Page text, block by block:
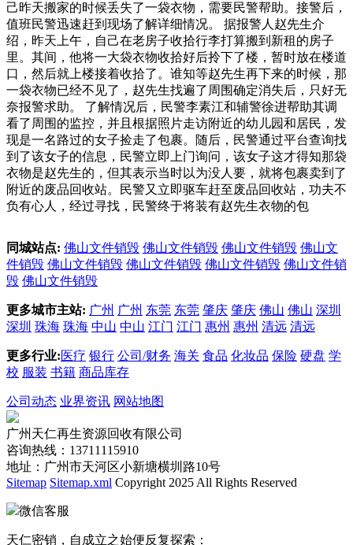
己昨天搬家的时候丢失了一袋衣物，需要民警帮助。接警后，
值班民警迅速赶到现场了解详细情况。 据报警人赵先生介
绍，昨天上午，自己在老房子收拾行李打算搬到新租的房子
里。其间，他将一大袋衣物收拾好后拎下了楼，暂时放在楼道
口，然后就上楼接着收拾了。谁知等赵先生再下来的时候，那
一袋衣物已经不见了，赵先生找遍了周围确定消失后，只好无
奈报警求助。 了解情况后，民警李素江和辅警徐进帮助其调
看了周围的监控，并且根据照片走访附近的幼儿园和居民，发
现是一名路过的女子捡走了包裹。随后，民警通过平台查询找
到了该女子的信息，民警立即上门询问，该女子这才得知那袋
衣物是赵先生的，但其表示当时以为没人要，就将包裹卖到了
附近的废品回收站。民警又立即驱车赶至废品回收站，功夫不
负有心人，经过寻找，民警终于将装有赵先生衣物的包
同城站点: 佛山文件销毁 佛山文件销毁 佛山文件销毁 佛山文
件销毁 佛山文件销毁 佛山文件销毁 佛山文件销毁 佛山文件销
毁 佛山文件销毁
更多城市主站: 广州 广州 东莞 东莞 肇庆 肇庆 佛山 佛山 深圳
深圳 珠海 珠海 中山 中山 江门 江门 惠州 惠州 清远 清远
更多行业: 医疗 银行 公司/财务 海关 食品 化妆品 保险 硬盘 学
校 服装 书籍 商品库存
公司动态 业界资讯 网站地图
广州天仁再生资源回收有限公司
咨询热线：13711115910
地址：广州市天河区小新塘横圳路10号
Sitemap Sitemap.xml Copyright 2025 All Rights Reserved
微信客服
天仁密销，自成立之始便反复探索：